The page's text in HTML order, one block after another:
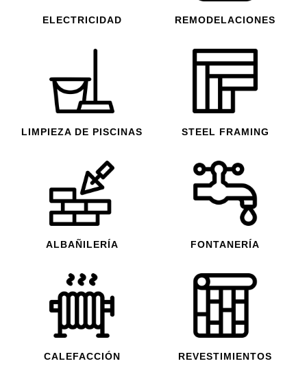
ELECTRICIDAD
LIMPIEZA DE PISCINAS
REMODELACIONES
STEEL FRAMING
ALBAÑILERÍA
CALEFACCIÓN
FONTANERÍA
REVESTIMIENTOS